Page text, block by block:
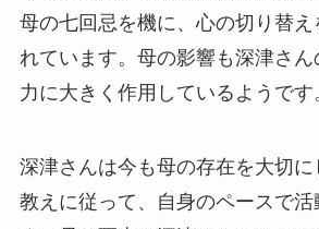
母の七回忌を機に、心の切り替
れています。母の影響も深津さ
力に大きく作用しているようです
深津さんは今も母の存在を大切
教えに従って、自身のペースで活